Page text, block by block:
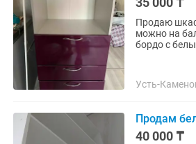
Продаю
можно на
бордо с
Усть-
Продам
40 000 ₸